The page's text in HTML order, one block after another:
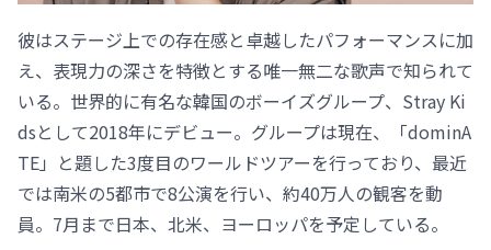
彼はステージ上での存在感と卓越したパフォーマンスに加
え、表現力の深さを特徴とする唯一無二な歌声で知られて
いる。世界的に有名な韓国のボーイズグループ、Stray Ki
dsとして2018年にデビュー。グループは現在、「dominA
TE」と題した3度目のワールドツアーを行っており、最近
では南米の5都市で8公演を行い、約40万人の観客を動
員。7月まで日本、北米、ヨーロッパを予定している。